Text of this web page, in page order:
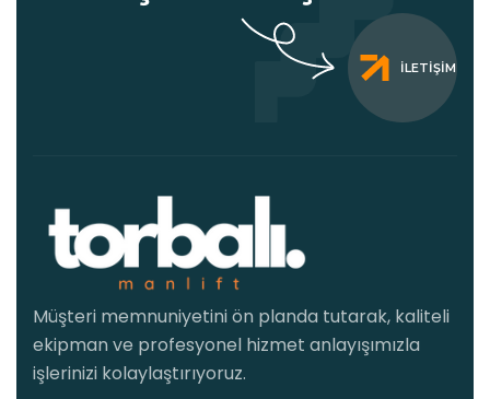
İLETIŞIM
Müşteri memnuniyetini ön planda tutarak, kaliteli
ekipman ve profesyonel hizmet anlayışımızla
işlerinizi kolaylaştırıyoruz.